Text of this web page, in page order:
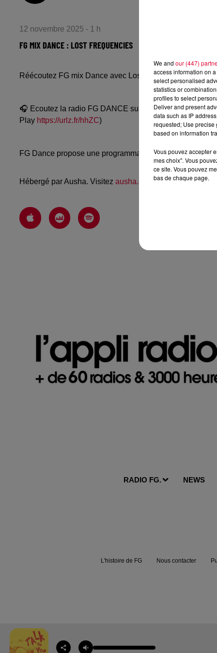
12 novembre 2025 - 1 h
FG MIX DANCE : LOST FREQUENCIES
Réécoutez FG mix Dance avec Lost Frequencies du
🎧 Ecoutez la radio FG DANCE sur
www.radiofg.com/fg-
Play https://urlz.fr/hhZC)
FG Dance propose une programmation dance, EDM,
Hébergé par Ausha. Visitez ausha.co/politique-de-
RADIO FG. NEWS
L'histoire de FG Nous contacter
We and our (447)
access information on
select personalised
statistics or
profiles to select
Deliver and present
data such as IP
requested; Use precise
based on information
Vous pouvez accepter
mes choix". Vous
ce site. Vous pouvez
bas de chaque page.